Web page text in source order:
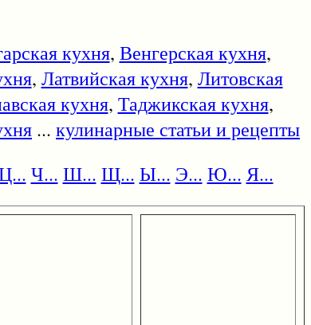
кухня, Венгерская кухня,
, Латвийская кухня, Литовская
кухня, Таджикская кухня,
... кулинарные статьи и рецепты
Ч... Ш... Щ... Ы... Э... Ю... Я...